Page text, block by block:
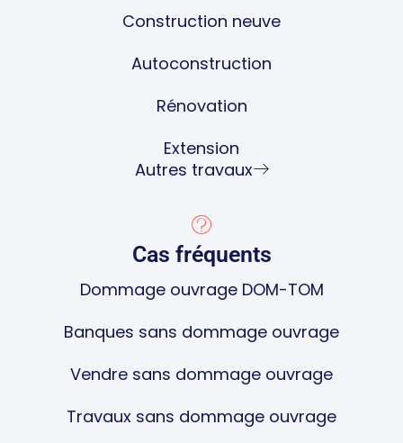
Construction neuve
Autoconstruction
Rénovation
Extension
Autres travaux
Cas fréquents
Dommage ouvrage DOM-TOM
Banques sans dommage ouvrage
Vendre sans dommage ouvrage
Travaux sans dommage ouvrage